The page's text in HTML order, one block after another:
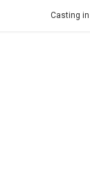
Casting in Toscana: